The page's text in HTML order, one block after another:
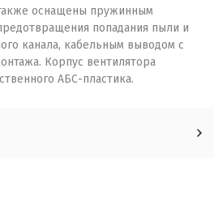
оснащены пружинным
попадания пыли и
канала, кабельным выводом с
Корпус вентилятора
АБС-пластика.